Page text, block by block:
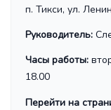
п. Тикси, ул.
Руководитель:
Часы работы:
18.00
Перейти на